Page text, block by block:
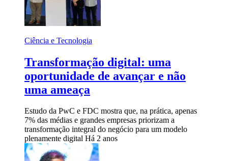
Ciência e Tecnologia
Transformação digital: uma
oportunidade de avançar e não
uma ameaça
Estudo da PwC e FDC mostra que, na prática, apenas
7% das médias e grandes empresas priorizam a
transformação integral do negócio para um modelo
plenamente digital Há 2 anos